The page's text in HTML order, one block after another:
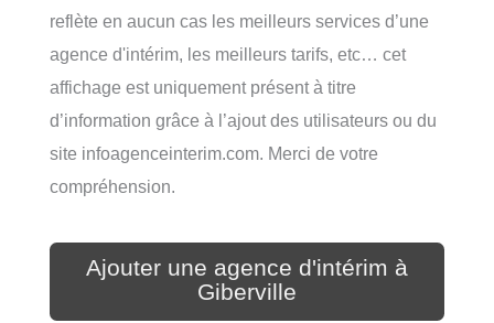
reflète en aucun cas les meilleurs services d’une
agence d'intérim, les meilleurs tarifs, etc… cet
affichage est uniquement présent à titre
d’information grâce à l’ajout des utilisateurs ou du
site infoagenceinterim.com. Merci de votre
compréhension.
Ajouter une agence d'intérim à
Giberville